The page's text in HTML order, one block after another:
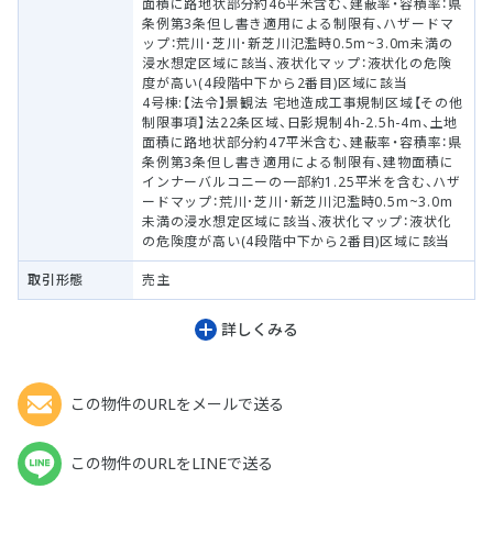
面積に路地状部分約46平米含む、建蔽率・容積率：県
条例第3条但し書き適用による制限有、ハザードマ
ップ：荒川･芝川･新芝川氾濫時0.5m~3.0m未満の
浸水想定区域に該当、液状化マップ：液状化の危険
度が高い(4段階中下から2番目)区域に該当
4号棟:【法令】景観法 宅地造成工事規制区域【その他
制限事項】法22条区域、日影規制4h-2.5h-4m、土地
面積に路地状部分約47平米含む、建蔽率・容積率：県
条例第3条但し書き適用による制限有、建物面積に
インナーバルコニーの一部約1.25平米を含む、ハザ
ードマップ：荒川･芝川･新芝川氾濫時0.5m~3.0m
未満の浸水想定区域に該当、液状化マップ：液状化
の危険度が高い(4段階中下から2番目)区域に該当
取引形態 売主
詳しくみる
この物件のURLをメールで送る
この物件のURLをLINEで送る